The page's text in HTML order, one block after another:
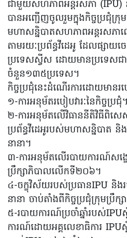
ជាមួយសហភាពអន្តរសភា (IPU)
បានអញ្ជើញចូលរួមក្នុងកិច្ចប្រជុំក្រុ
មហាសន្និបាតសហភាពអន្តរសភ
តាមរយៈប្រព័ន្ធវីដេអូ ដែលផ្សា
ប្រទេសស្វីស ដោយមានប្រទេស
ចំនួន១៣៥ប្រទេស។
កិច្ចប្រជុំនេះដំណើរការដោយមាន
១-ការអនុម័តរបៀបវារៈនៃកិច្ចប្រជុំ។
២-ការអនុម័តលើវិធាននីតិវិធីពិសេ
ប្រព័ន្ធវីដេអូរបស់មហាសន្និបាត និ
នានា។
៣-ការអនុម័តលើរបាយការណ៍សង្ខ
ប្រឹក្សាភិបាលលើកទី២០៦។
៤-ចក្ខុវិស័យរបស់ប្រធានIPU និង
នានា ចាប់តាំងពីកិច្ចប្រជុំក្រុមប្រឹ
៥-របាយការណ៍ប្រចាំឆ្នាំរបស់
ការណ៍ដោយអគ្គលេខាធិការ IPUស្